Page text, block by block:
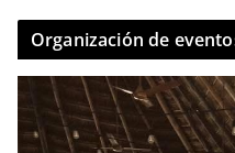
Organización de